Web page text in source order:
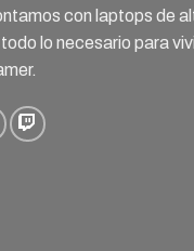
con laptops de
lo necesario para